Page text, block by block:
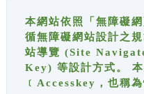
本網站依照「無障礙
循無障礙網站設計之
站導覽 (Site
Key) 等設計方式。
﹝Accesskey，也稱